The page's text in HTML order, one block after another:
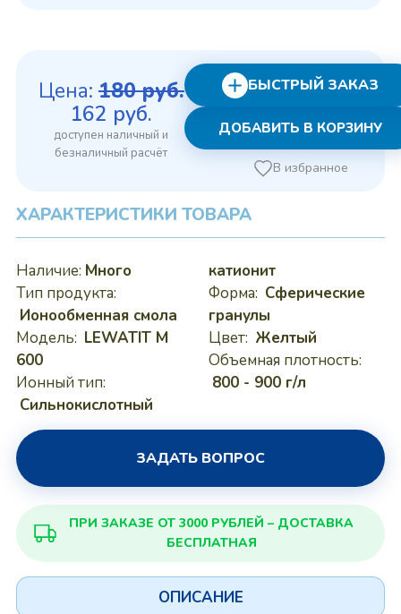
Цена: 180руб.
Первоначальная
цена
составляла
162 руб. Текущая
цена:
162 руб..
ДОБАВИТЬ В КОРЗИНУ
БЫСТРЫЙ ЗАКАЗ
В избранное
ХАРАКТЕРИСТИКИ ТОВАРА
Наличие: Много
Тип продукта:
Ионообменная смола
Модель: LEWATIT M
600
Ионный тип:
Сильнокислотный
катионит
Форма: Сферические
гранулы
Цвет: Желтый
Объемная плотность:
800 - 900 г/л
ЗАДАТЬ ВОПРОС
ПРИ ЗАКАЗЕ ОТ 3000 РУБЛЕЙ – ДОСТАВКА
БЕСПЛАТНАЯ
ОПИСАНИЕ